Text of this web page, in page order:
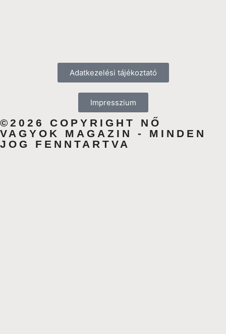
Adatkezelési tájékoztató
Impresszium
©2026 COPYRIGHT NŐ
VAGYOK MAGAZIN - MINDEN
JOG FENNTARTVA